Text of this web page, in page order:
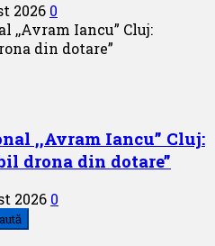
2026 0
,,Avram Iancu” Cluj:
drona din dotare”
2026 0